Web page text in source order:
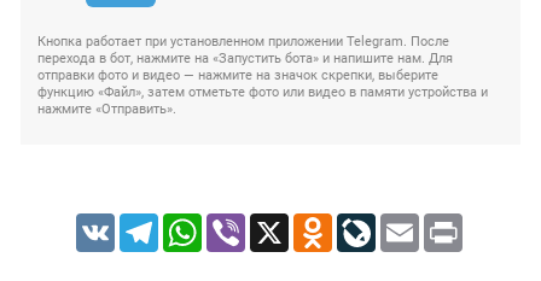
Кнопка работает при установленном приложении Telegram. После
перехода в бот, нажмите на «Запустить бота» и напишите нам. Для
отправки фото и видео — нажмите на значок скрепки, выберите
функцию «Файл», затем отметьте фото или видео в памяти устройства и
нажмите «Отправить».
VK TelegramWhatsApp
Viber X Odnoklassniki
LiveJournal
Email Print